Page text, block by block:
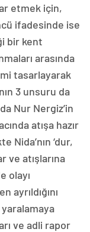
etmek için,
ifadesinde ise
bir kent
arasında
tasarlayarak
3 unsuru da
Nur Nergiz’in
atışa hazır
Nida’nın ‘dur,
ve atışlarına
olayı
ve adli rapor